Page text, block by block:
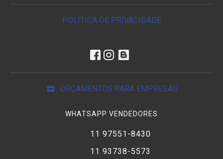
POLÍTICA DE PRIVACIDADE
ORÇAMENTOS PARA EMPRESAS
WHATSAPP VENDEDORES
11 97551-8430
11 93738-5573